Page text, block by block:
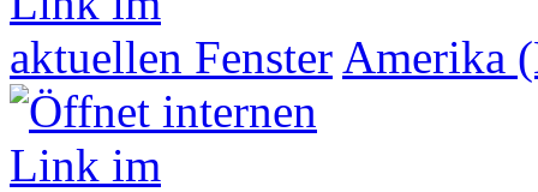
Amerika